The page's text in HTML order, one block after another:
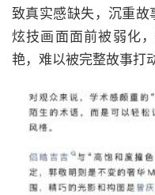
致真实感缺失，沉重
炫技画面面前被弱化
艳，难以被完整故事打